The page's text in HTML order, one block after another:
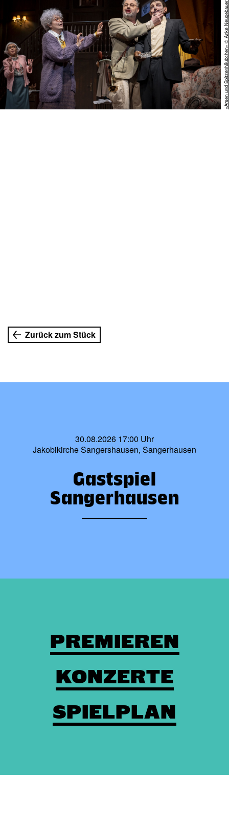
»Arsen und Spitzenhäubchen« © Anke Neugebauer
Zurück zum Stück
30.08.2026 17:00 Uhr
Jakobikirche Sangershausen, Sangerhausen
Gastspiel
Sangerhausen
PREMIEREN
KONZERTE
SPIELPLAN